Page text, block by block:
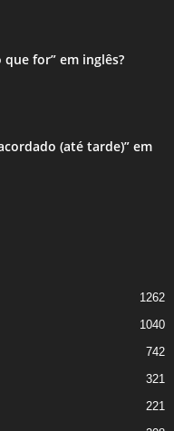
que for” em inglês?
(até tarde)” em
1262
1040
742
321
221